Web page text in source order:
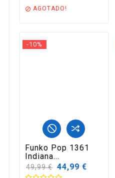
 AGOTADO!
-10%
Funko Pop 1361
Indiana...
Precio
base
49,99 € 44,99 €